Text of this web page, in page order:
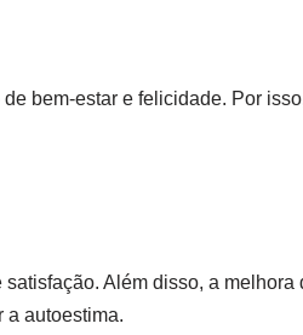
bem-estar e felicidade. Por
Além disso, a melhora
a autoestima.